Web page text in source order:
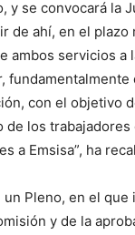
se convocará la
ahí, en el plazo
servicios a
con el objetivo
los
a Emsisa”, ha
Pleno, en el
y de la